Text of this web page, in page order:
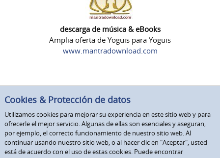
descarga de música & eBooks
Amplia oferta de Yoguis para Yoguis
www.mantradownload.com
Cookies & Protección de datos
Utilizamos cookies para mejorar su experiencia en este sitio web y para
ofrecerle el mejor servicio. Algunas de ellas son esenciales y aseguran,
por ejemplo, el correcto funcionamiento de nuestro sitio web. Al
continuar usando nuestro sitio web, o al hacer clic en "Aceptar", usted
está de acuerdo con el uso de estas cookies. Puede encontrar